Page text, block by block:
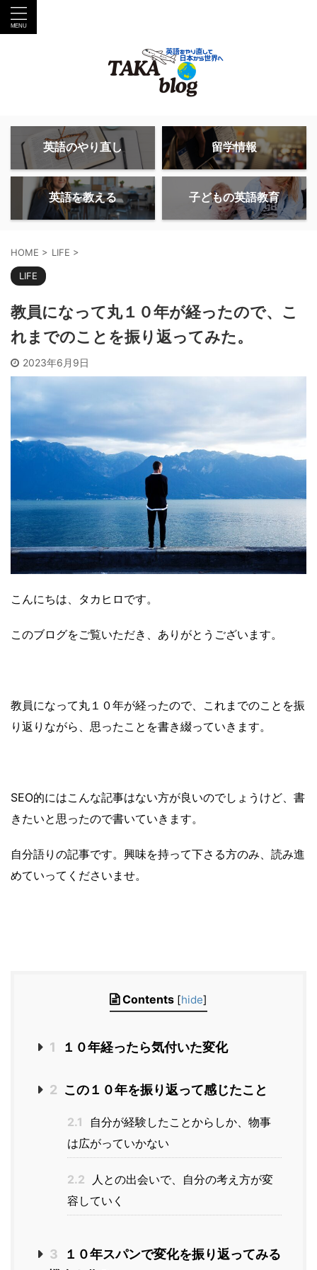
英語のやり直し 留学情報
英語を教える 子どもの英語教育
HOME > LIFE >
LIFE
教員になって丸１０年が経ったので、こ
れまでのことを振り返ってみた。
2023年6月9日
こんにちは、タカヒロです。
このブログをご覧いただき、ありがとうございます。
教員になって丸１０年が経ったので、これまでのことを振
り返りながら、思ったことを書き綴っていきます。
SEO的にはこんな記事はない方が良いのでしょうけど、書
きたいと思ったので書いていきます。
自分語りの記事です。興味を持って下さる方のみ、読み進
めていってくださいませ。
Contents [hide]
1 １０年経ったら気付いた変化
2 この１０年を振り返って感じたこと
2.1
自分が経験したことからしか、物事
は広がっていかない
2.2
人との出会いで、自分の考え方が変
容していく
3
１０年スパンで変化を振り返ってみる